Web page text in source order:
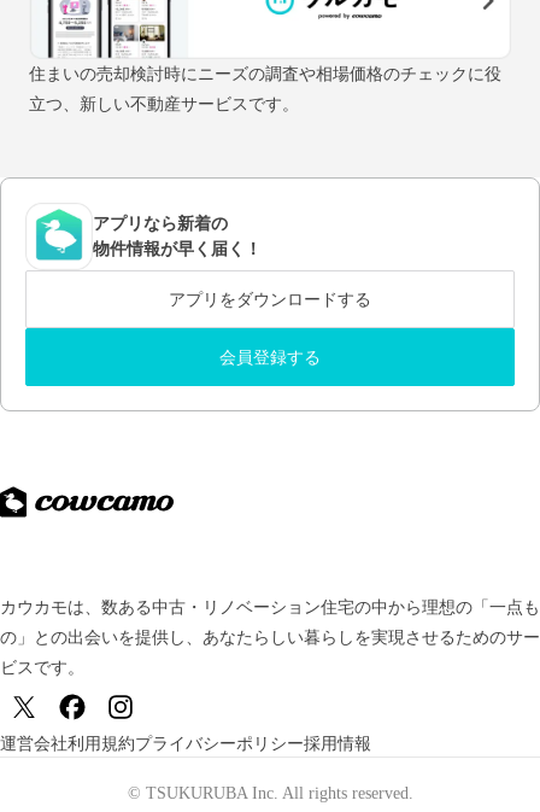
住まいの売却検討時にニーズの調査や相場価格のチェックに役
立つ、新しい不動産サービスです。
アプリなら新着の
物件情報が早く届く！
アプリをダウンロードする
会員登録する
カウカモは、数ある中古・リノベーション住宅の中から理想の「一点も
の」との出会いを提供し、 あなたらしい暮らしを実現させるためのサー
ビスです。
運営会社利用規約プライバシーポリシー採用情報
© TSUKURUBA Inc. All rights reserved.